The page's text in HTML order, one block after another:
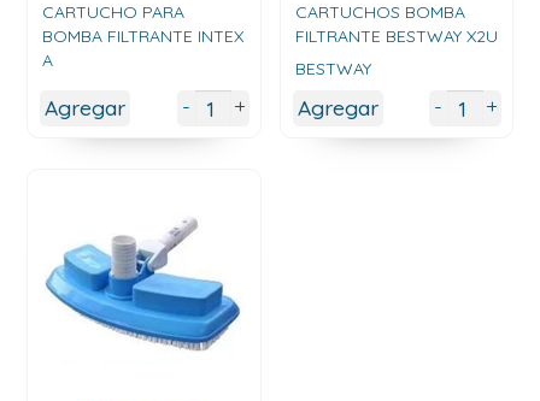
CARTUCHO PARA
BOMBA FILTRANTE INTEX
A
Agregar - +
CARTUCHOS BOMBA
FILTRANTE BESTWAY X2U
BESTWAY
Agregar - +